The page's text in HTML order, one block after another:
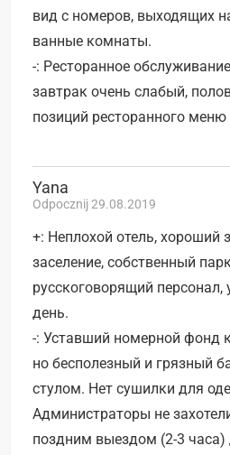
вид с номеров, выходящих
ванные комнаты.
-: Ресторанное
завтрак очень слабый,
позиций ресторанного меню
Yana
Odpocznij 29.08.2019
+: Неплохой отель, хороший
заселение, собственный
русскоговорящий
день.
-: Уставший номерной фонд
но бесполезный и грязный
стулом. Нет сушилки для
Администраторы не
поздним выездом (2-3 часа)